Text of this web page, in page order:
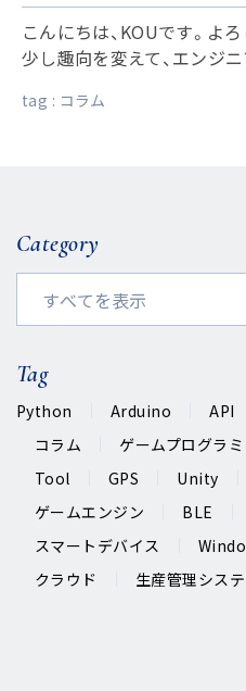
こんにちは、KOUです。よ
少し趣向を変えて、エンジ
tag : コラム
Category
Tag
Python Arduino API
コラム
ゲームプログラ
Tool
GPS Unity
ゲームエンジン
BLE
スマートデバイス
クラウド
生産管理シス